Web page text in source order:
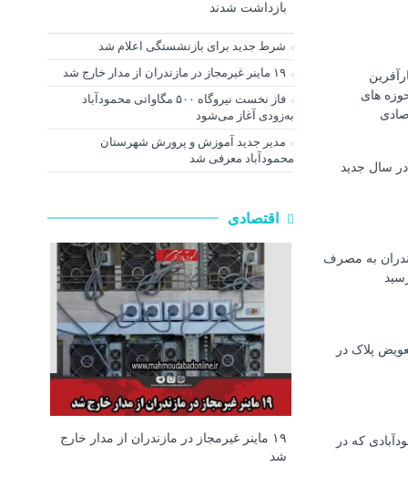
های
سال جدید
به مصرف
پلاک در
که در
بازداشت شدند
شرط جدید برای بازنشستگی اعلام شد
۱۹ ماینر غیرمجاز در مازندران از مدار خارج شد
فاز نخست نیروگاه ۵۰۰ مگاواتی محمودآباد
به‌زودی آغاز می‌شود
مدیر جدید آموزش و پرورش شهرستان
محمودآباد معرفی شد
اقتصادی
۱۹ ماینر غیرمجاز در مازندران از مدار خارج
شد